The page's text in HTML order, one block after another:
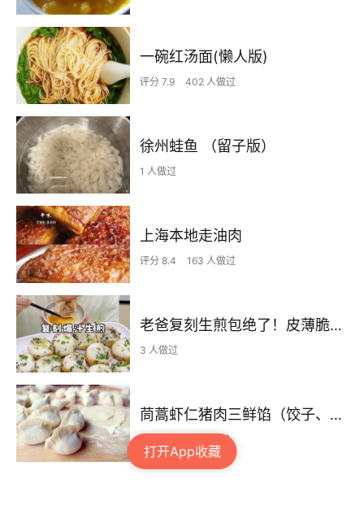
打开App收藏
一碗红汤面(懒人版)
评分 7.9 402 人做过
徐州蛙鱼 （留子版）
1 人做过
上海本地走油肉
评分 8.4 163 人做过
老爸复刻生煎包绝了！皮薄脆底一口爆汁biu~
3 人做过
茼蒿虾仁猪肉三鲜馅（饺子、馄饨、包子）
45 人做过